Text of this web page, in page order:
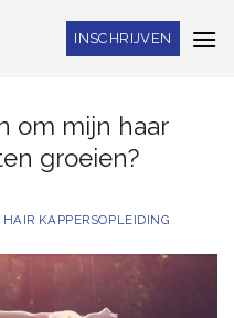
INSCHRIJVEN
om mijn haar
groeien?
HAIR KAPPERSOPLEIDING